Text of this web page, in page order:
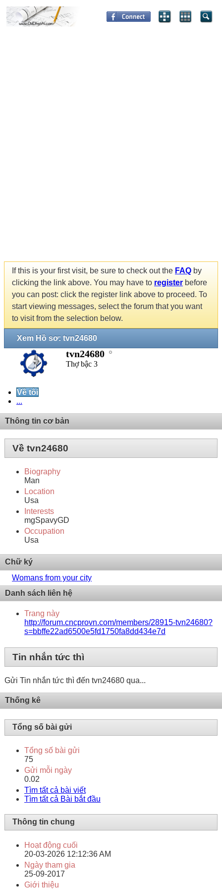
If this is your first visit, be sure to check out the FAQ by
clicking the link above. You may have to register before
you can post: click the register link above to proceed. To
start viewing messages, select the forum that you want
to visit from the selection below.
Xem Hồ sơ: tvn24680
tvn24680
Thợ bậc 3
Về tôi
...
Thông tin cơ bản
Về tvn24680
Biography
Man
Location
Usa
Interests
mgSpavyGD
Occupation
Usa
Chữ ký
Womans from your city
Danh sách liên hệ
Trang này
http://forum.cncprovn.com/members/28915-tvn24680?
s=bbffe22ad6500e5fd1750fa8dd434e7d
Tin nhắn tức thì
Gửi Tin nhắn tức thì đến tvn24680 qua...
Thống kê
Tổng số bài gửi
Tổng số bài gửi
75
Gửi mỗi ngày
0.02
Tìm tất cả bài viết
Tìm tất cả Bài bắt đầu
Thông tin chung
Hoạt động cuối
20-03-2026 12:12:36 AM
Ngày tham gia
25-09-2017
Giới thiệu